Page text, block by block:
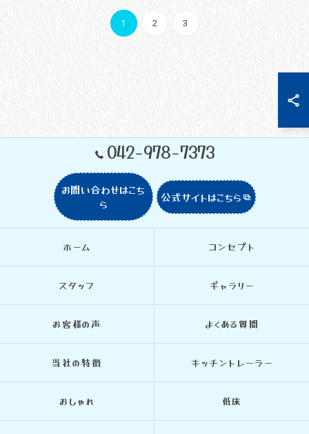
1 2 3
042-978-7373
お問い合わせはこち
ら
公式サイトはこちら
ホーム コンセプト
スタッフ ギャラリー
お客様の声 よくある質問
当社の特徴 キッチントレーラー
おしゃれ 低床